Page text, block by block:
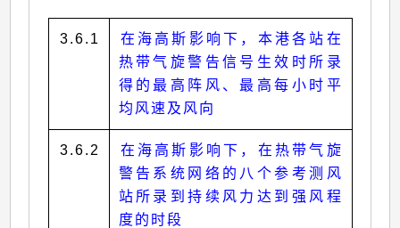
3.6.1
在海高斯影响下，本港各站在
热带气旋警告信号生效时所录
得的最高阵风、最高每小时平
均风速及风向
3.6.2
在海高斯影响下，在热带气旋
警告系统网络的八个参考测风
站所录到持续风力达到强风程
度的时段